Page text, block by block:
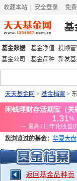
收藏本站 安全登录 免
基
基金数据 基金净值 投顾
基金公司
基金品种 新发
天天基金网 > 基金档案 >
您浏览过的基金： 华夏大盘
添富优势 华安宏利 上证
返回基金品种页